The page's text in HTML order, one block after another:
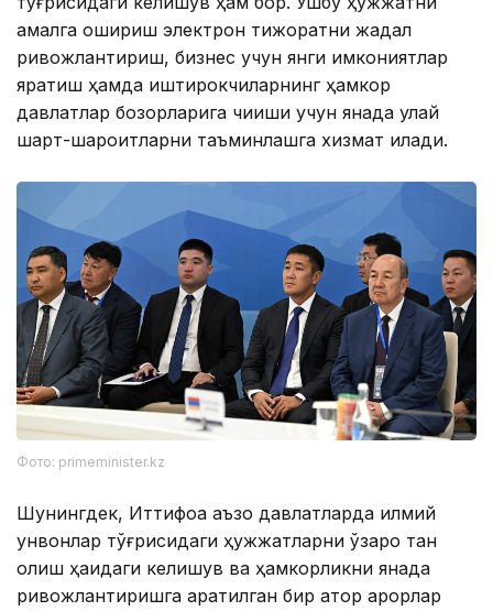
амалга ошириш электрон тижоратни жадал
ривожлантириш, бизнес учун янги имкониятлар
яратиш ҳамда иштирокчиларнинг ҳамкор
давлатлар бозорларига чиқиши учун янада қулай
шарт-шароитларни таъминлашга хизмат қилади.
Фото: primeminister.kz
Шунингдек, Иттифоққа аъзо давлатларда илмий
унвонлар тўғрисидаги ҳужжатларни ўзаро тан
олиш ҳақидаги келишув ва ҳамкорликни янада
ривожлантиришга қаратилган бир қатор қарорлар